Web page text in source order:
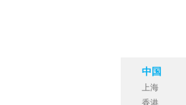
中国
上海
香港